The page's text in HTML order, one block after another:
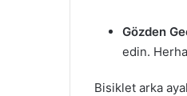
Gözden
edin.
Bisiklet arka